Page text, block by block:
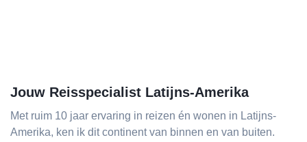
Jouw Reisspecialist Latijns-Amerika
Met ruim 10 jaar ervaring in reizen én wonen in Latijns-
Amerika, ken ik dit continent van binnen en van buiten.